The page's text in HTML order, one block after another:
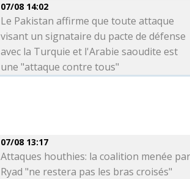
07/08 14:02
Le Pakistan affirme que toute attaque
visant un signataire du pacte de défense
avec la Turquie et l'Arabie saoudite est
une "attaque contre tous"
07/08 13:17
Attaques houthies: la coalition menée
Ryad "ne restera pas les bras croisés"